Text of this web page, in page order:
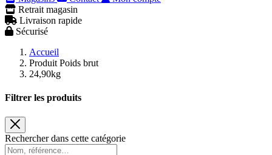
Retrait magasin
Livraison rapide
Sécurisé
Accueil
Produit Poids brut
24,90kg
Filtrer les produits
Rechercher dans cette catégorie